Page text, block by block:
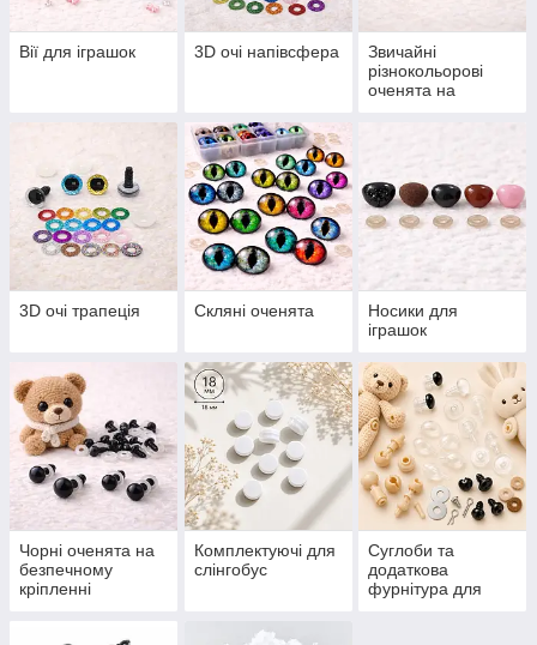
Вії для іграшок 3D очі напівсфера
Звичайні
різнокольорові
оченята на
3D очі трапеція Скляні оченята
Носики для
іграшок
Чорні оченята на
безпечному
кріпленні
Комплектуючі для
слінгобус
Суглоби та
додаткова
фурнітура для